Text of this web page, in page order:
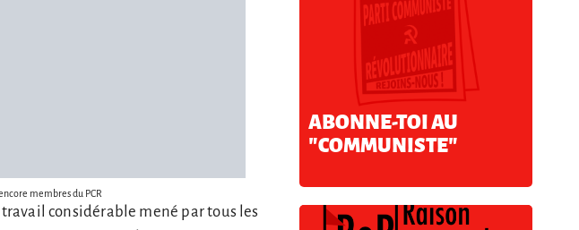
membres du PCR
considérable mené par tous les
ABONNE-TOI AU
"COMMUNISTE"